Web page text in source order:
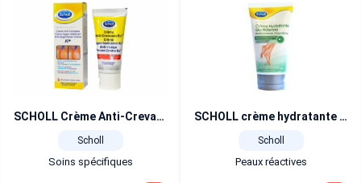
SCHOLL Crème Anti-Crevasses K+ 60 ml
Scholl
Soins spécifiques
SCHOLL crème hydratante quotidienne 150 ml
Scholl
Peaux réactives